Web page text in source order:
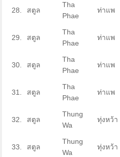
28. สตูล
Tha
Phae
ท่าแพ
29. สตูล
Tha
Phae
ท่าแพ
30. สตูล
Tha
Phae
ท่าแพ
31. สตูล
Tha
Phae
ท่าแพ
32. สตูล
Thung
Wa
ทุ่งหว้า
33. สตูล
Thung
Wa
ทุ่งหว้า